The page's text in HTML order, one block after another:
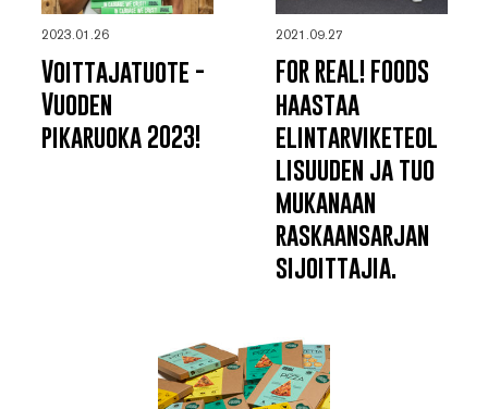
2023.01.26
Voittajatuote -
Vuoden
pikaruoka 2023!
2021.09.27
FOR REAL! FOODS
haastaa
elintarviketeol
lisuuden ja tuo
mukanaan
raskaansarjan
sijoittajia.